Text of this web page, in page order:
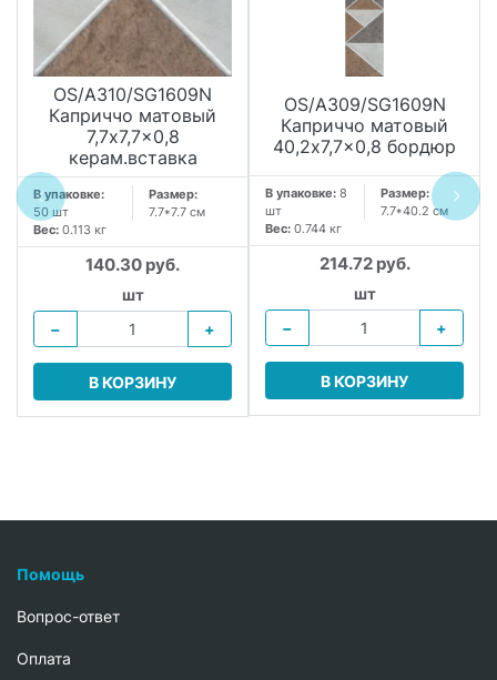
OS/A310/SG1609N
Каприччо матовый
7,7x7,7x0,8
керам.вставка
В упаковке:
50 шт
Размер:
7.7*7.7 см
Вес: 0.113 кг
140.30 руб.
шт
−
+
В КОРЗИНУ
OS/A309/SG1609N
Каприччо матовый
40,2x7,7x0,8 бордюр
В упаковке: 8
шт
Размер:
7.7*40.2 см
Вес: 0.744 кг
214.72 руб.
шт
−
+
В КОРЗИНУ
Помощь
Вопрос-ответ
Oплата